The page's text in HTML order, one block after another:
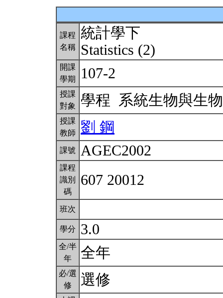
課程
名稱
統計學下
Statistics (2)
開課
學期
107-2
授課
對象
學程 系統生物與生
授課
教師
劉 鋼
課號 AGEC2002
課程
識別
碼
607 20012
班次
學分 3.0
全/半
年
全年
必/選
修
選修